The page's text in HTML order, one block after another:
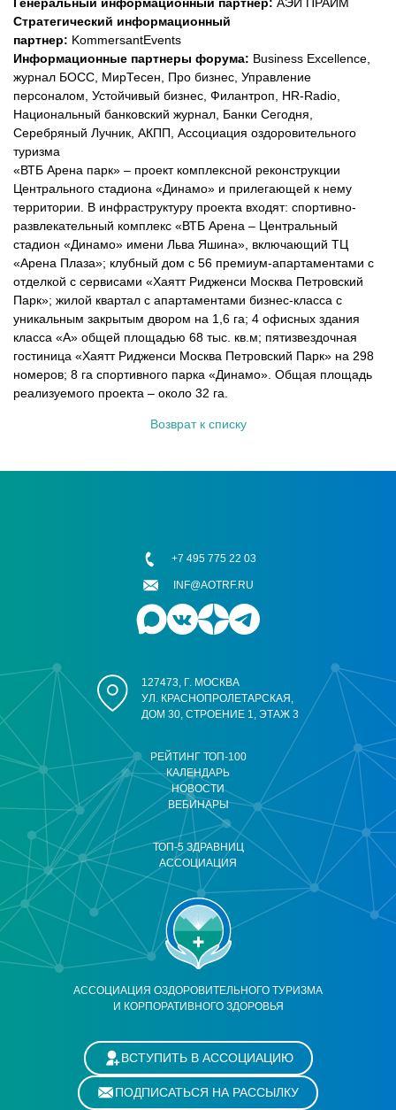
Стратегический информационный
партнер: KommersantEvents
Информационные партнеры форума: Business Exсellence,
журнал БОСС, МирТесен, Про бизнес, Управление
персоналом, Устойчивый бизнес, Филантроп, HR-Radio,
Национальный банковский журнал, Банки Сегодня,
Серебряный Лучник, АКПП, Ассоциация оздоровительного
туризма
«ВТБ Арена парк» – проект комплексной реконструкции
Центрального стадиона «Динамо» и прилегающей к нему
территории. В инфраструктуру проекта входят: спортивно-
развлекательный комплекс «ВТБ Арена – Центральный
стадион «Динамо» имени Льва Яшина», включающий ТЦ
«Арена Плаза»; клубный дом с 56 премиум-апартаментами с
отделкой с сервисами «Хаятт Ридженси Москва Петровский
Парк»; жилой квартал с апартаментами бизнес-класса с
уникальным закрытым двором на 1,6 га; 4 офисных здания
класса «А» общей площадью 68 тыс. кв.м; пятизвездочная
гостиница «Хаятт Ридженси Москва Петровский Парк» на 298
номеров; 8 га спортивного парка «Динамо». Общая площадь
реализуемого проекта – около 32 га.
Возврат к списку
АССОЦИАЦИЯ ОЗДОРОВИТЕЛЬНОГО ТУРИЗМА
И КОРПОРАТИВНОГО ЗДОРОВЬЯ
РЕЙТИНГ ТОП-100
КАЛЕНДАРЬ
НОВОСТИ
ВЕБИНАРЫ
ТОП-5 ЗДРАВНИЦ
АССОЦИАЦИЯ
127473, Г. МОСКВА
УЛ. КРАСНОПРОЛЕТАРСКАЯ,
ДОМ 30, СТРОЕНИЕ 1, ЭТАЖ 3
+7 495 775 22 03
INF@AOTRF.RU
ВСТУПИТЬ В АССОЦИАЦИЮ
ПОДПИСАТЬСЯ НА РАССЫЛКУ